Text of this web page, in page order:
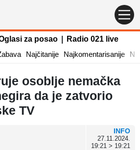
za posao
Radio 021 live
Najčitanije Najkomentarisanije
osoblje nemačka
da je zatvorio
TV
INFO
27.11.2024.
19:21 > 19:21